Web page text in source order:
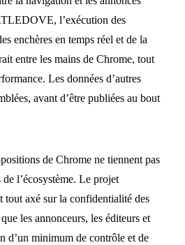
l’exécution des
enchères en temps réel et de la
entre les mains de Chrome, tout
Les données d’autres
avant d’être publiées au bout
de Chrome ne tiennent pas
l’écosystème. Le projet
axé sur la confidentialité des
les annonceurs, les éditeurs et
d’un minimum de contrôle et de